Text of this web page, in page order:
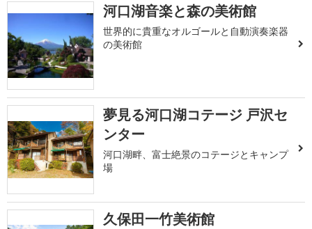
河口湖音楽と森の美術館
世界的に貴重なオルゴールと自動演奏楽器
の美術館
夢見る河口湖コテージ 戸沢セ
ンター
河口湖畔、富士絶景のコテージとキャンプ
場
久保田一竹美術館